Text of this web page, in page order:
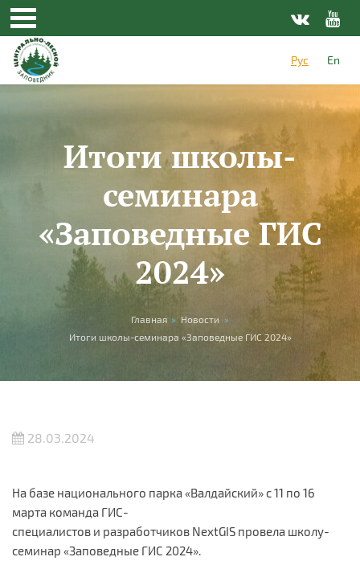
Перейти к основному содержанию
Рус
En
Итоги школы-
семинара
«Заповедные ГИС
2024»
Вы здесь Главная » Новости »
Итоги школы-семинара «Заповедные ГИС 2024»
28.03.2024
На базе национального парка «Валдайский» с 11 по 16
марта команда ГИС-
специалистов и разработчиков NextGIS провела школу-
семинар «Заповедные ГИС 2024».